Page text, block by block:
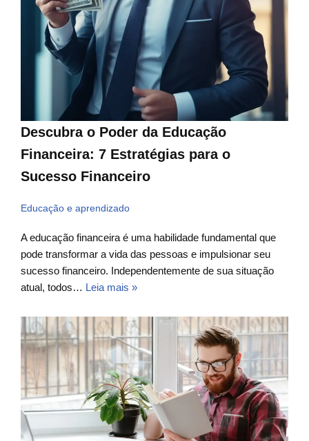
Descubra o Poder da Educação
Financeira: 7 Estratégias para o
Sucesso Financeiro
Educação e aprendizado
A educação financeira é uma habilidade fundamental que
pode transformar a vida das pessoas e impulsionar seu
sucesso financeiro. Independentemente de sua situação
atual, todos… Leia mais »